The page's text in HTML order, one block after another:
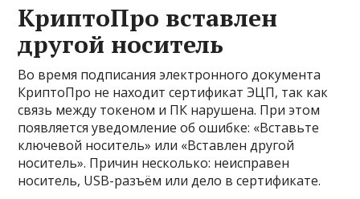
КриптоПро вставлен
другой носитель
Во время подписания электронного документа
КриптоПро не находит сертификат ЭЦП, так как
связь между токеном и ПК нарушена. При этом
появляется уведомление об ошибке: «Вставьте
ключевой носитель» или «Вставлен другой
носитель». Причин несколько: неисправен
носитель, USB-разъём или дело в сертификате.